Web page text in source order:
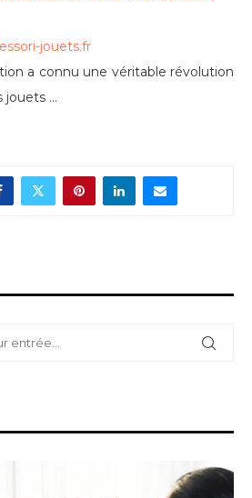
jouets.fr
a connu une véritable révolution
jouets ...